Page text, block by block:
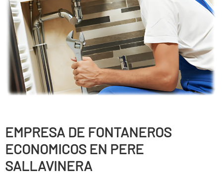
EMPRESA DE FONTANEROS
ECONOMICOS EN PERE
SALLAVINERA